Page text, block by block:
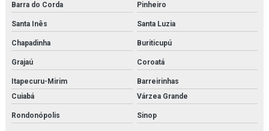
Barra do Corda Pinheiro
Santa Inês Santa Luzia
Chapadinha Buriticupú
Grajaú Coroatá
Itapecuru-Mirim
Barreirinhas
Cuiabá
Várzea Grande
Rondonópolis Sinop